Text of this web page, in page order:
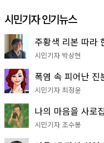
시민기자 인기뉴스
시민기자 박상현
시민기자 최정윤
시민기자 조수봉